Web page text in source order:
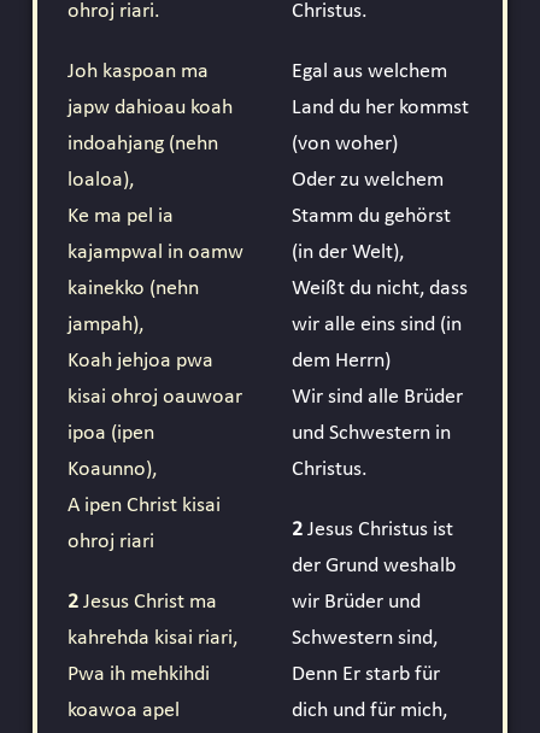
ohroj riari.
Joh kaspoan ma
japw dahioau koah
indoahjang (nehn
loaloa),
Ke ma pel ia
kajampwal in oamw
kainekko (nehn
jampah),
Koah jehjoa pwa
kisai ohroj oauwoar
ipoa (ipen
Koaunno),
A ipen Christ kisai
ohroj riari
2 Jesus Christ ma
kahrehda kisai riari,
Pwa ih mehkihdi
koawoa apel
Christus.
Egal aus welchem
Land du her kommst
(von woher)
Oder zu welchem
Stamm du gehörst
(in der Welt),
Weißt du nicht, dass
wir alle eins sind (in
dem Herrn)
Wir sind alle Brüder
und Schwestern in
Christus.
2 Jesus Christus ist
der Grund weshalb
wir Brüder und
Schwestern sind,
Denn Er starb für
dich und für mich,